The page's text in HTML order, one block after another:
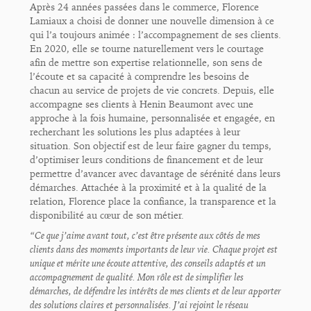
Après 24 années passées dans le commerce, Florence
Lamiaux a choisi de donner une nouvelle dimension à ce
qui l’a toujours animée : l’accompagnement de ses clients.
En 2020, elle se tourne naturellement vers le courtage
afin de mettre son expertise relationnelle, son sens de
l’écoute et sa capacité à comprendre les besoins de
chacun au service de projets de vie concrets. Depuis, elle
accompagne ses clients à Henin Beaumont avec une
approche à la fois humaine, personnalisée et engagée, en
recherchant les solutions les plus adaptées à leur
situation. Son objectif est de leur faire gagner du temps,
d’optimiser leurs conditions de financement et de leur
permettre d’avancer avec davantage de sérénité dans leurs
démarches. Attachée à la proximité et à la qualité de la
relation, Florence place la confiance, la transparence et la
disponibilité au cœur de son métier.
“Ce que j’aime avant tout, c’est être présente aux côtés de mes
clients dans des moments importants de leur vie. Chaque projet est
unique et mérite une écoute attentive, des conseils adaptés et un
accompagnement de qualité. Mon rôle est de simplifier les
démarches, de défendre les intérêts de mes clients et de leur apporter
des solutions claires et personnalisées. J’ai rejoint le réseau